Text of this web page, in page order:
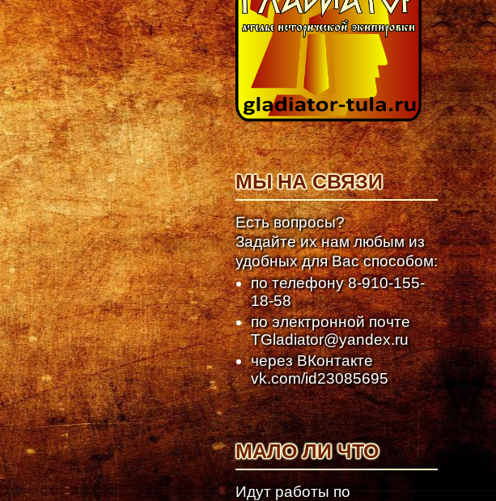
МЫ НА СВЯЗИ
Есть вопросы?
Задайте их нам любым из
удобных для Вас способом:
по телефону8-910-155-
18-58
по электронной почте
TGladiator@yandex.ru
через ВКонтакте
vk.com/id23085695
МАЛО ЛИ ЧТО
Идут работы по